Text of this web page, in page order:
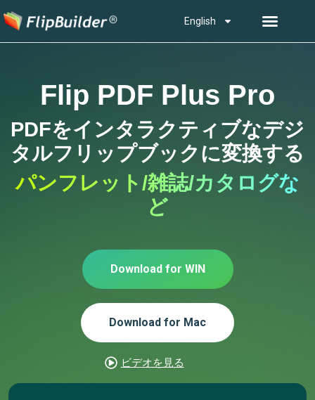
English
Flip PDF Plus Pro
PDFをインタラクティブなデジ
タルフリップブックに変換する
パンフレット/雑誌/カタログな
ど
Download for WIN
Download for Mac
ビデオを見る